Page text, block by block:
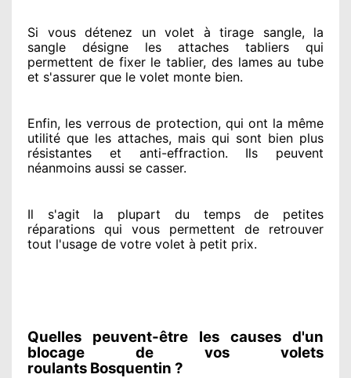
Si vous détenez un volet à tirage sangle, la
sangle désigne les attaches tabliers qui
permettent de fixer le tablier, des lames au tube
et s'assurer que le volet monte bien.
Enfin, les verrous de protection, qui ont la même
utilité que les attaches, mais qui sont bien plus
résistantes et anti-effraction. Ils peuvent
néanmoins aussi se casser.
Il s'agit la plupart du tempsde petites
réparations qui vous permettent de retrouver
tout l'usage de votre volet à petit prix.
Quelles peuvent-être les causes d'un
blocage de vos volets
roulants Bosquentin ?